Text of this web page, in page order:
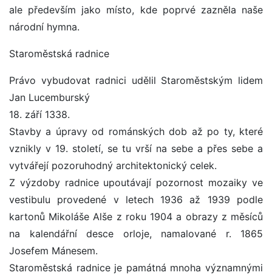
ale především jako místo, kde poprvé zazněla naše
národní hymna.
Staroměstská radnice
Právo vybudovat radnici udělil Staroměstským lidem
Jan Lucemburský
18. září 1338.
Stavby a úpravy od románských dob až po ty, které
vznikly v 19. století, se tu vrší na sebe a přes sebe a
vytvářejí pozoruhodný architektonický celek.
Z výzdoby radnice upoutávají pozornost mozaiky ve
vestibulu provedené v letech 1936 až 1939 podle
kartonů Mikoláše Alše z roku 1904 a obrazy z měsíců
na kalendářní desce orloje, namalované r. 1865
Josefem Mánesem.
Staroměstská radnice je památná mnoha významnými